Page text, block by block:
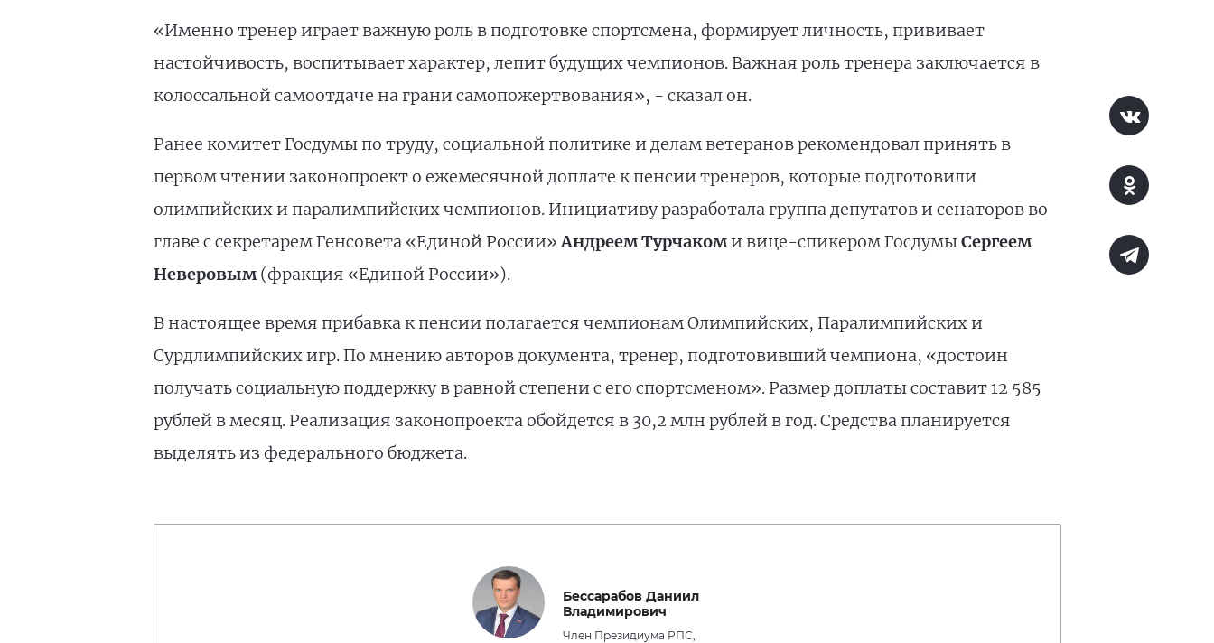
«Именно тренер играет важную роль в подготовке спортсмена, формирует личность, прививает
настойчивость, воспитывает характер, лепит будущих чемпионов. Важная роль тренера заключается в
колоссальной самоотдаче на грани самопожертвования», - сказал он.
Ранее комитет Госдумы по труду, социальной политике и делам ветеранов рекомендовал принять в
первом чтении законопроект о ежемесячной доплате к пенсии тренеров, которые подготовили
олимпийских и паралимпийских чемпионов. Инициативу разработала группа депутатов и сенаторов во
главе с секретарем Генсовета «Единой России»Андреем Турчакоми вице-спикером ГосдумыСергеем
Неверовым(фракция «Единой России»).
В настоящее время прибавка к пенсии полагается чемпионам Олимпийских, Паралимпийских и
Сурдлимпийских игр. По мнению авторов документа, тренер, подготовивший чемпиона, «достоин
получать социальную поддержку в равной степени с его спортсменом». Размер доплаты составит 12 585
рублей в месяц. Реализация законопроекта обойдется в 30,2 млн рублей в год. Средства планируется
выделять из федерального бюджета.
Бессарабов Даниил
Владимирович
Член Президиума РПС,